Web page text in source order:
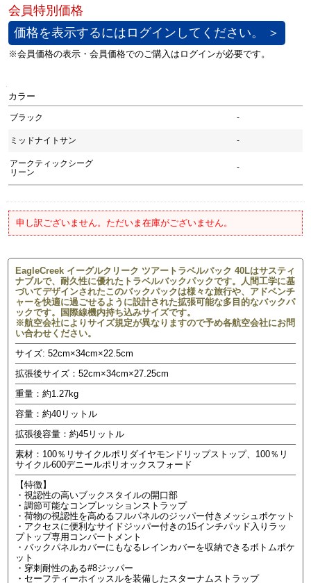
価格を表示するにはログインしてください。 ＞
カラー
ブラック -
ミッドナイトサン -
アークティックシーグ
リーン
-
申し訳ございません。ただいま在庫がございません。
EagleCreek イーグルクリーク ツアートラベルパック 40Lはサスティ
ナブルで、耐久性に優れたトラベルバックパックです。人間工学に基
づいてデザインされたこのバックパックは様々な旅行や、アドベンチ
ャーを快適に過ごせるように設計された拡張可能な多目的なバックパ
ックです。国際線機内持ち込みサイズです。
※航空会社によりサイズ規定が異なりますので予め各航空会社にお問
い合わせください。
サイズ: 52cm×34cm×22.5cm
拡張後サイズ：52cm×34cm×27.25cm
重量：約1.27kg
容量：約40リットル
拡張後容量：約45リットル
素材：100％リサイクルポリダイヤモンドリップストップ、100％リ
サイクル600デニールポリオックスフォード
【特徴】
・視認性の高いブックスタイルの開口部
・調節可能なコンプレッションストラップ
・荷物の視認性を高めるフルパネルのジッパー付きメッシュポケット
・アクセスに便利なサイドジッパー付きの15インチパッド入りラッ
プトップ専用コンパートメント
・バックパネルカバーにもなるレインカバーを収納できるボトムポケ
ット
・穿刺耐性のある#8ジッパー
・セーフティーホイッスルを装備したスターナムストラップ